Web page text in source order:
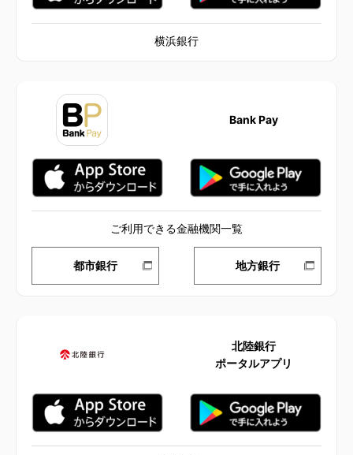
横浜銀行
Bank Pay
ご利用できる金融機関一覧
都市銀行 地方銀行
北陸銀行
ポータルアプリ